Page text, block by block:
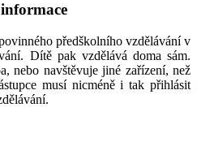
předškolního vzdělávání v
Dítě pak vzdělává doma sám.
nebo navštěvuje jiné zařízení, než
musí nicméně i tak přihlásit